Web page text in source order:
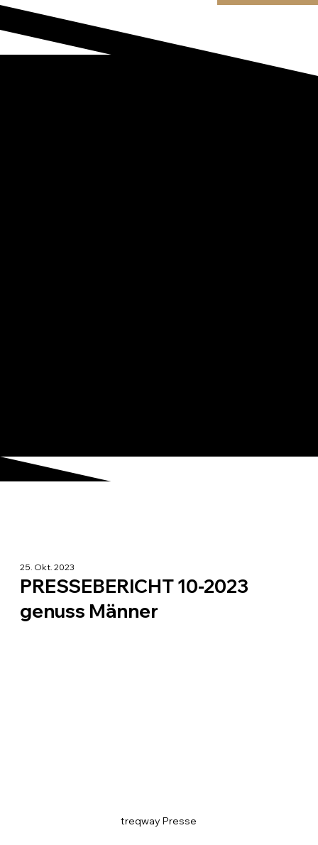
PRESSEBERICHT 10-2023
genuss Männer
25. Okt. 2023
treqway Presse